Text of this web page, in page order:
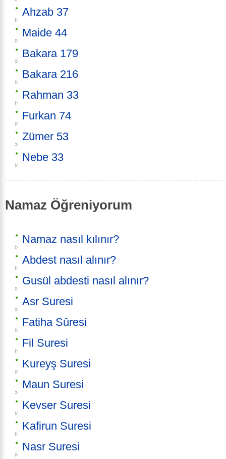
Ahzab 37
Maide 44
Bakara 179
Bakara 216
Rahman 33
Furkan 74
Zümer 53
Nebe 33
Namaz Öğreniyorum
Namaz nasıl kılınır?
Abdest nasıl alınır?
Gusül abdesti nasıl alınır?
Asr Suresi
Fatiha Sûresi
Fil Suresi
Kureyş Suresi
Maun Suresi
Kevser Suresi
Kafirun Suresi
Nasr Suresi